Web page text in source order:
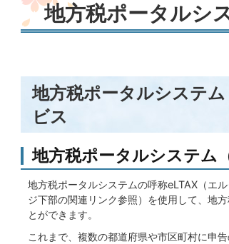
地方税ポータルシ
地方税ポータルシステ
ビス
地方税ポータルシステム
地方税ポータルシステムの呼称eLTAX（エ
ジ下部の関連リンク参照）を使用して、地
とができます。
これまで、複数の都道府県や市区町村に申